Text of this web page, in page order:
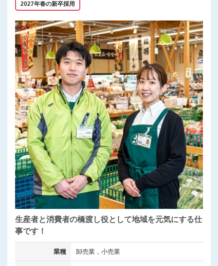
2027年春の新卒採用
生産者と消費者の橋渡し役として地域を元気にする仕
事です！
業種 卸売業，小売業